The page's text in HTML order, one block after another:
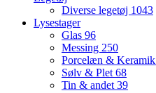
Diverse legetøj 1043
Lysestager
Glas 96
Messing 250
Porcelæn & Keramik
Sølv & Plet68
Tin & andet39